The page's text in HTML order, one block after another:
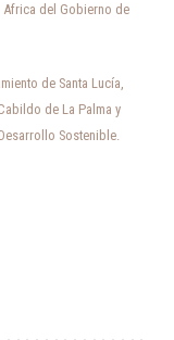
Africa del Gobierno de
de Santa Lucía,
de La Palma y
Sostenible.